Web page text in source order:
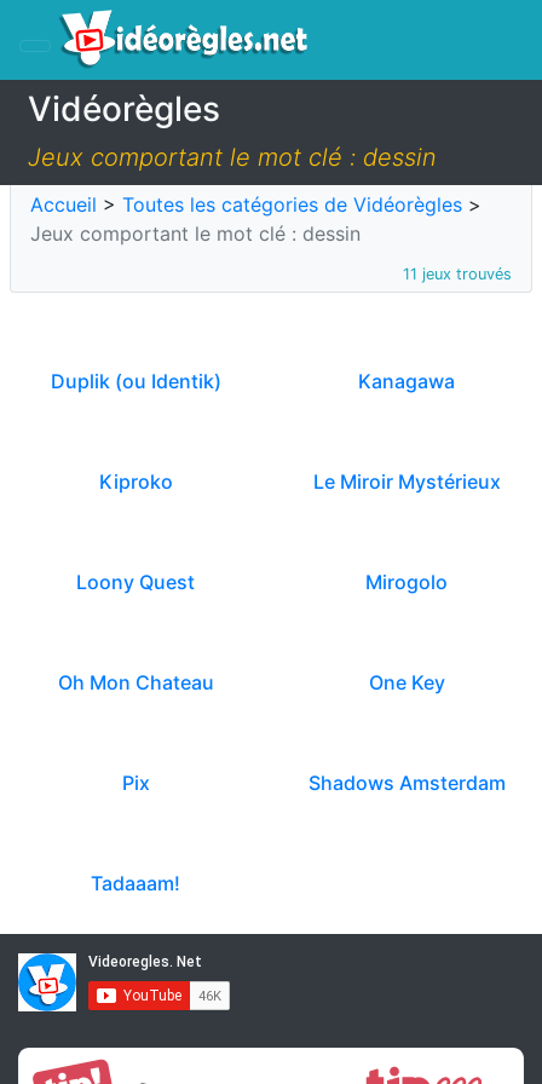
Vidéorègles
Jeux comportant le mot clé : dessin
Accueil > Toutes les catégories de Vidéorègles >
Jeux comportant le mot clé : dessin
11 jeux trouvés
Duplik (ou Identik) Kanagawa
Kiproko Le Miroir Mystérieux
Loony Quest Mirogolo
Oh Mon Chateau One Key
Pix Shadows Amsterdam
Tadaaam!